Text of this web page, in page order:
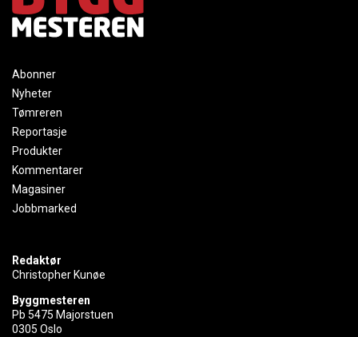
Abonner
Nyheter
Tømreren
Reportasje
Produkter
Kommentarer
Magasiner
Jobbmarked
Redaktør
Christopher Kunøe
Byggmesteren
Pb 5475 Majorstuen
0305 Oslo